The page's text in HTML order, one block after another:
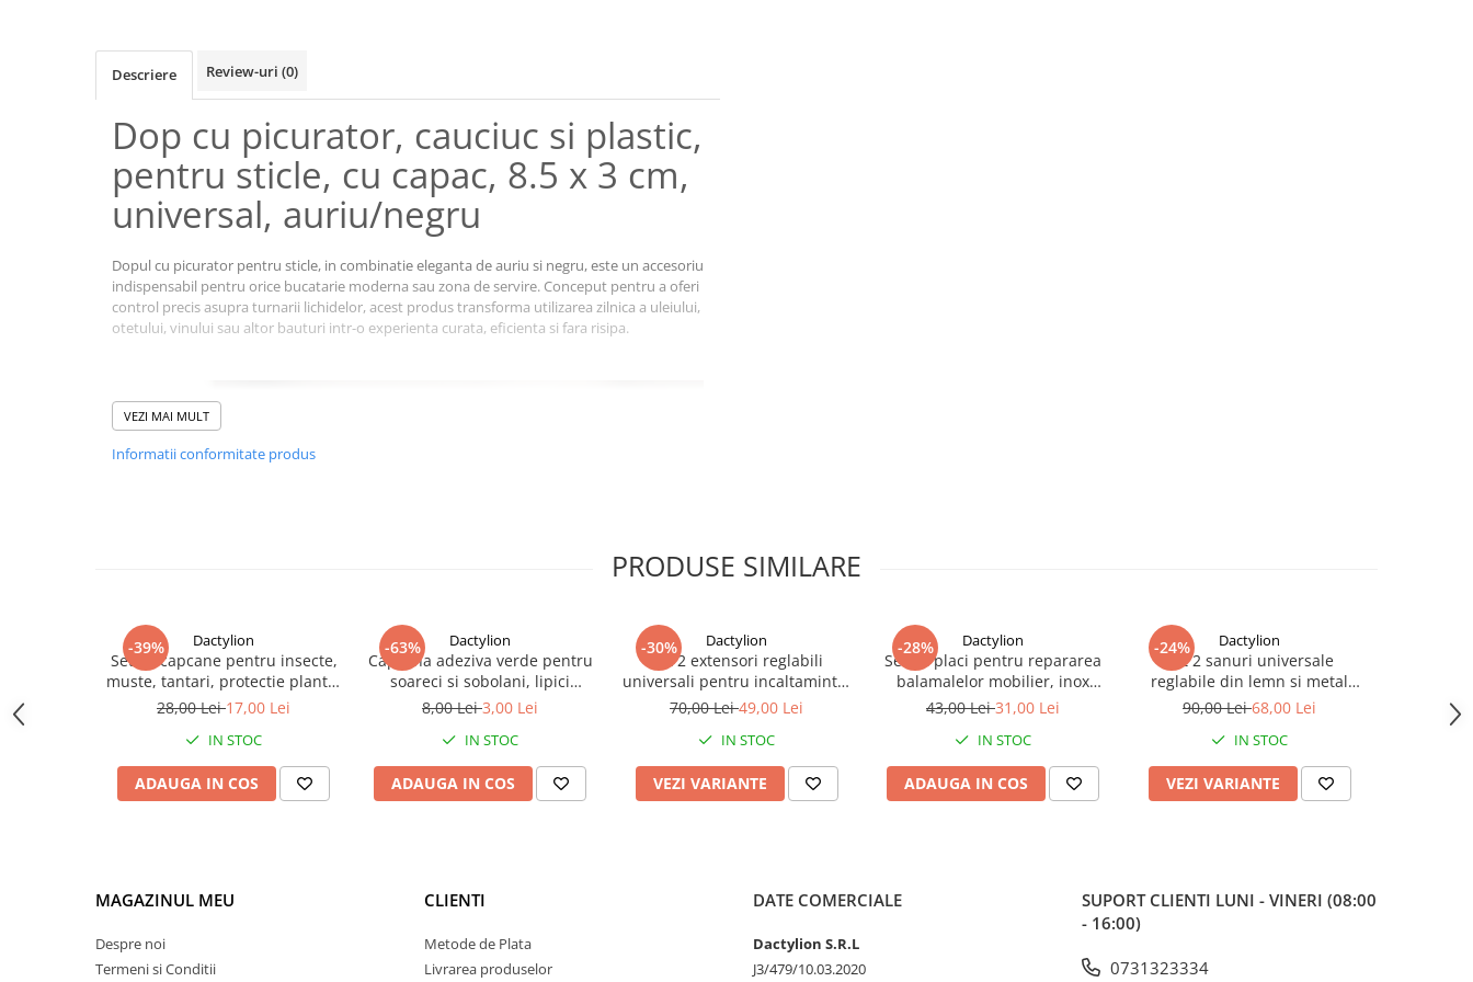
Descriere Review-uri (0)
Dop cu picurator, cauciuc si plastic,
pentru sticle, cu capac, 8.5 x 3 cm,
universal, auriu/negru
Dopul cu picurator pentru sticle, in combinatie eleganta de auriu si negru, este un accesoriu
indispensabil pentru orice bucatarie moderna sau zona de servire. Conceput pentru a oferi
control precis asupra turnarii lichidelor, acest produs transforma utilizarea zilnica a uleiului,
otetului, vinului sau altor bauturi intr-o experienta curata, eficienta si fara risipa.
VEZI MAI MULT
Informatii conformitate produs
PRODUSE SIMILARE
-39% Dactylion
Set 20 capcane pentru insecte,
muste, tantari, protectie plante,
autoadezive, fata-verso, 10 x 15
28,00 Lei17,00 Lei
IN STOC
ADAUGA IN COS
-63% Dactylion
Capcana adeziva verde pentru
soareci si sobolani, lipici
puternic, 16 x 21 cm, non
usoara
8,00 Lei3,00 Lei
IN STOC
ADAUGA IN COS
-30% Dactylion
Set 2 extensori reglabili
universali pentru incaltaminte,
pantofi si adidasi – Largitor
ajustare personalizata
70,00 Lei49,00 Lei
IN STOC
VEZI VARIANTE
-28% Dactylion
Set 12 placi pentru repararea
balamalelor mobilier, inox
rezistent, 72 suruburi incluse, 9
43,00 Lei31,00 Lei
IN STOC
ADAUGA IN COS
-24% Dactylion
Set 2 sanuri universale
reglabile din lemn si metal
pentru largit si alungit
profesional pentru pantofi,
adidasi si ghete
90,00 Lei68,00 Lei
IN STOC
VEZI VARIANTE
model
MAGAZINUL MEU
Despre noi
Termeni si Conditii
CLIENTI
Metode de Plata
Livrarea produselor
DATE COMERCIALE
Dactylion S.R.L
J3/479/10.03.2020
SUPORT CLIENTI LUNI - VINERI (08:00
- 16:00)
0731323334